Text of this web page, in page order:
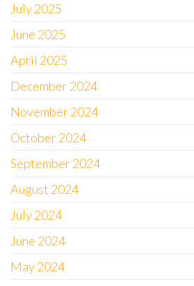
July 2025
June 2025
April 2025
December 2024
November 2024
October 2024
September 2024
August 2024
July 2024
June 2024
May 2024